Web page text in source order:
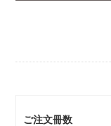
ご注文冊数